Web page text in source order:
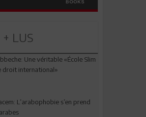
+ LUS
Une véritable «École Slim
droit international»
L’arabophobie s’en prend